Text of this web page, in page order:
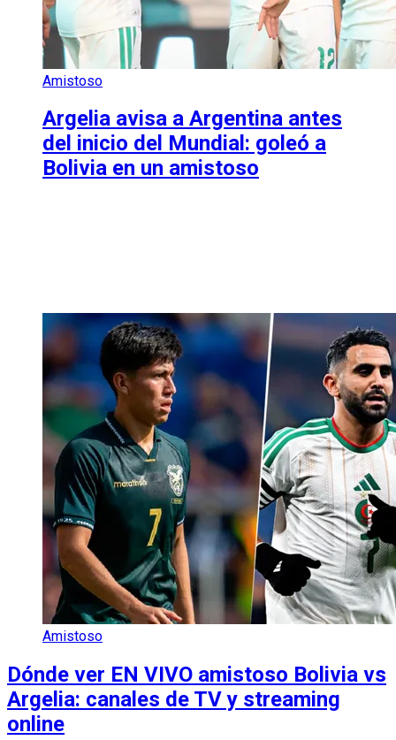
Amistoso
Argelia avisa a Argentina antes
del inicio del Mundial: goleó a
Bolivia en un amistoso
Amistoso
Dónde ver EN VIVO amistoso Bolivia vs
Argelia: canales de TV y streaming
online